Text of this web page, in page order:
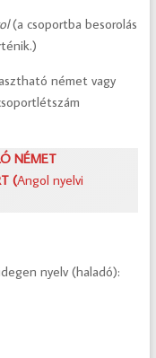
(a csoportba besorolás
német vagy
NÉMET
(Angol nyelvi
nyelv (haladó):